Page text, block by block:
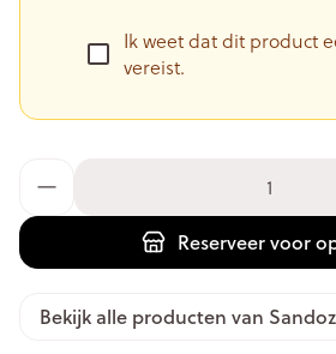
Ik weet dat dit product
vereist.
Reserveervoor
Bekijk alle producten van Sandoz